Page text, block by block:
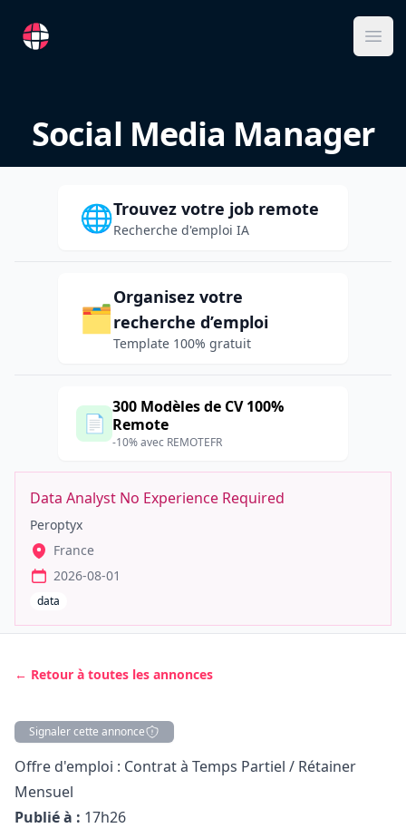
RemoteFR
Social Media Manager
🌐Trouvez votre job remote
Recherche d'emploi IA
🗂️
Organisez votre
recherche d’emploi
Template 100% gratuit
📄
300 Modèles de CV 100%
Remote
-10% avec REMOTEFR
Data Analyst No Experience Required
Peroptyx
France
2026-08-01
data
← Retour à toutes les annonces
Signaler cette annonce
Description
Offre d'emploi : Contrat à Temps Partiel / Rétainer
Mensuel
Publié à : 17h26